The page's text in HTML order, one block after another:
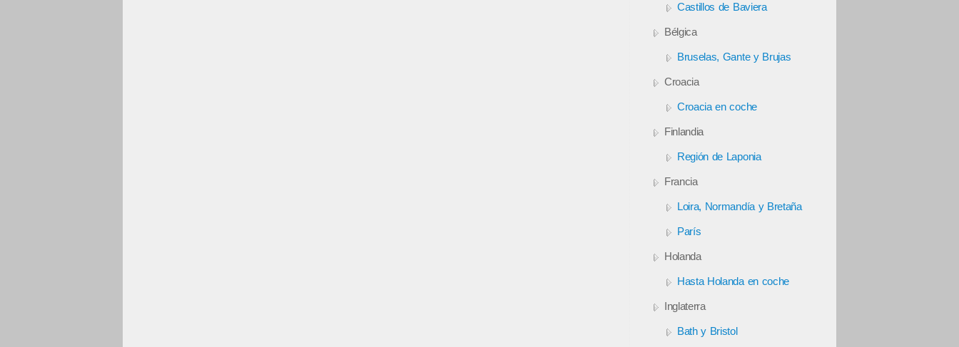
Castillos de Baviera
Bélgica
Bruselas, Gante y Brujas
Croacia
Croacia en coche
Finlandia
Región de Laponia
Francia
Loira, Normandía y Bretaña
París
Holanda
Hasta Holanda en coche
Inglaterra
Bath y Bristol